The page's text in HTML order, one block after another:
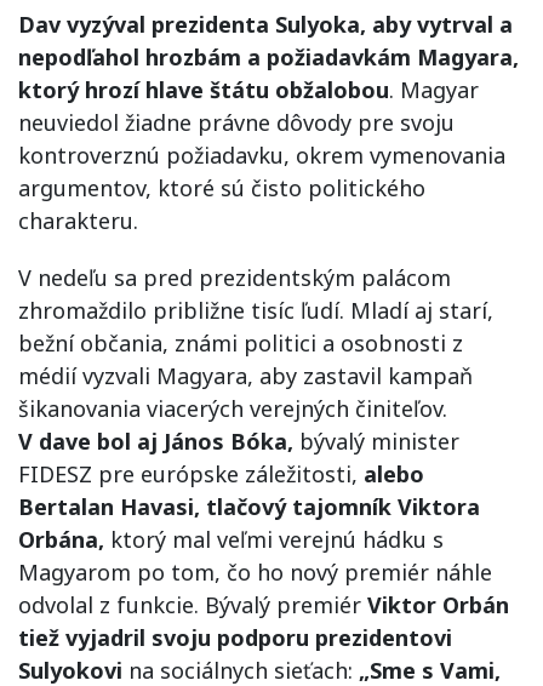
Dav vyzýval prezidenta Sulyoka, aby vytrval a
nepodľahol hrozbám a požiadavkám Magyara,
ktorý hrozí hlave štátu obžalobou. Magyar
neuviedol žiadne právne dôvody pre svoju
kontroverznú požiadavku, okrem vymenovania
argumentov, ktoré sú čisto politického
charakteru.
V nedeľu sa pred prezidentským palácom
zhromaždilo približne tisíc ľudí. Mladí aj starí,
bežní občania, známi politici a osobnosti z
médií vyzvali Magyara, aby zastavil kampaň
šikanovania viacerých verejných činiteľov.
V dave bol aj János Bóka, bývalý minister
FIDESZ pre európske záležitosti, alebo
Bertalan Havasi, tlačový tajomník Viktora
Orbána, ktorý mal veľmi verejnú hádku s
Magyarom po tom, čo ho nový premiér náhle
odvolal z funkcie. Bývalý premiér Viktor Orbán
tiež vyjadril svoju podporu prezidentovi
Sulyokovi na sociálnych sieťach: „Sme s Vami,